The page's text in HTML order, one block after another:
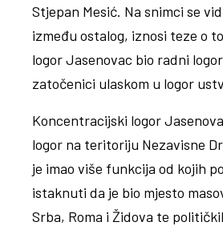
Stjepan Mesić. Na snimci se
između ostalog, iznosi teze o
logor Jasenovac bio radni
zatočenici ulaskom u logor
Koncentracijski logor
logor na teritoriju Nezavisne
je imao više funkcija od kojih
istaknuti da je bio mjesto
Srba, Roma i Židova te